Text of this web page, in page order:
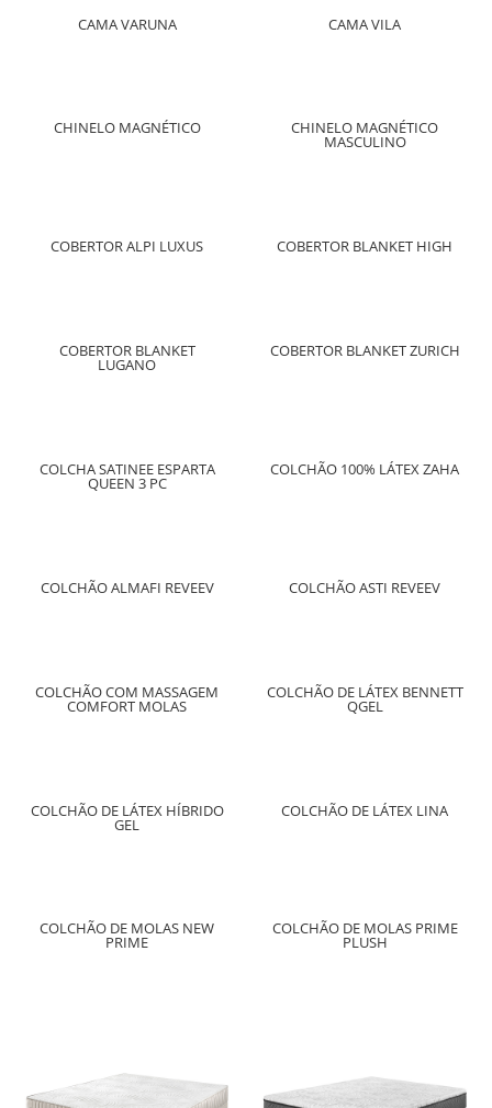
CAMA VARUNA CAMA VILA
CHINELO MAGNÉTICO CHINELO MAGNÉTICO
MASCULINO
COBERTOR ALPI LUXUS COBERTOR BLANKET HIGH
COBERTOR BLANKET
LUGANO
COBERTOR BLANKET ZURICH
COLCHA SATINEE ESPARTA
QUEEN 3 PC
COLCHÃO 100% LÁTEX ZAHA
COLCHÃO ALMAFI REVEEV COLCHÃO ASTI REVEEV
COLCHÃO COM MASSAGEM
COMFORT MOLAS
COLCHÃO DE LÁTEX BENNETT
QGEL
COLCHÃO DE LÁTEX HÍBRIDO
GEL
COLCHÃO DE LÁTEX LINA
COLCHÃO DE MOLAS NEW
PRIME
COLCHÃO DE MOLAS PRIME
PLUSH